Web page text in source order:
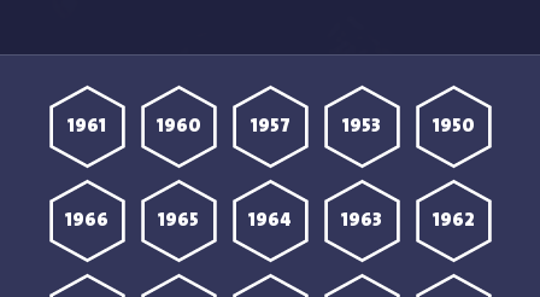
1950
1953
1957
1960
1961
1962
1963
1964
1965
1966